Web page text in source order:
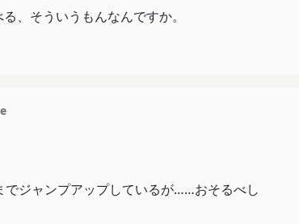
、そういうもんなんですか。
でジャンプアップしているが……おそるべし